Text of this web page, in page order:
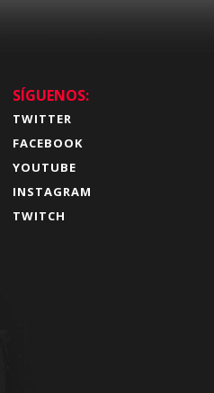
SÍGUENOS:
TWITTER
FACEBOOK
YOUTUBE
INSTAGRAM
TWITCH